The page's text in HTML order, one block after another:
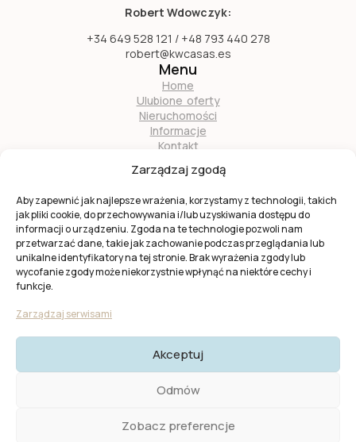
Zarządzaj zgodą
Aby zapewnić jak najlepsze wrażenia, korzystamy z technologii, takich
jak pliki cookie, do przechowywania i/lub uzyskiwania dostępu do
informacji o urządzeniu. Zgoda na te technologie pozwoli nam
przetwarzać dane, takie jak zachowanie podczas przeglądania lub
unikalne identyfikatory na tej stronie. Brak wyrażenia zgody lub
wycofanie zgody może niekorzystnie wpłynąć na niektóre cechy i
funkcje.
Zarządzaj serwisami
Akceptuj
Odmów
Zobacz preferencje
Robert Wdowczyk:
+34 649 528 121 / +48 793 440 278
robert@kwcasas.es
Menu
Home
Ulubione oferty
Nieruchomości
Informacje
Kontakt
Zostań naszym partnerem
Ta strona jest chroniona przez
Prywatności I Cookies
Created by